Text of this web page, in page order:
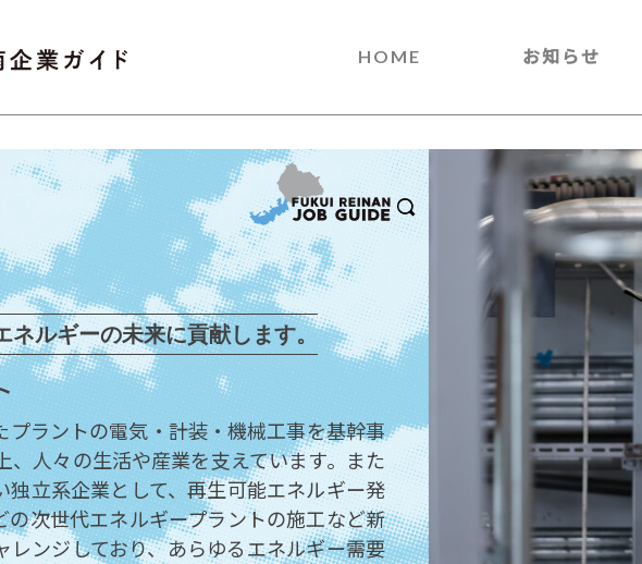
HOME お知らせ
ネルギーの未来に貢献します。
プラントの電気・計装・機械工事を基幹事
、人々の生活や産業を支えています。また
独立系企業として、再生可能エネルギー発
の次世代エネルギープラントの施工など新
レンジしており、あらゆるエネルギー需要